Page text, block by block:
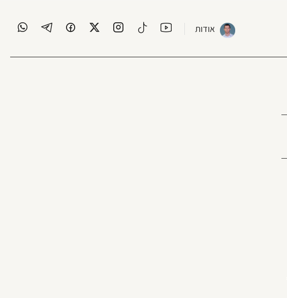
אודות